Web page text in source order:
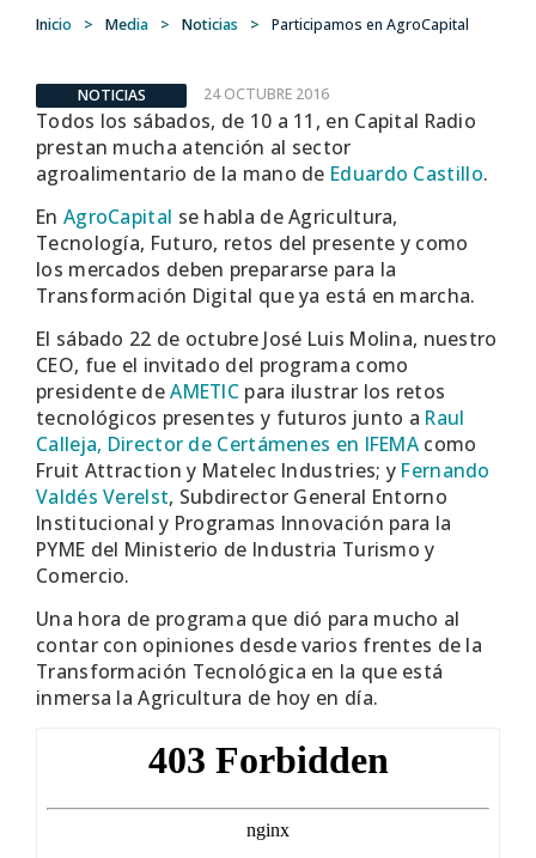
Inicio > Media > Noticias > Participamos en AgroCapital
NOTICIAS 24 OCTUBRE 2016
Todos los sábados, de 10 a 11, en Capital Radio
prestan mucha atención al sector
agroalimentario de la mano de Eduardo Castillo.
En AgroCapital se habla de Agricultura,
Tecnología, Futuro, retos del presente y como
los mercados deben prepararse para la
Transformación Digital que ya está en marcha.
El sábado 22 de octubre José Luis Molina, nuestro
CEO, fue el invitado del programa como
presidente deAMETIC para ilustrar los retos
tecnológicos presentes y futuros junto a Raul
Calleja, Director de Certámenes en IFEMA como
Fruit Attraction y Matelec Industries; y Fernando
Valdés Verelst, Subdirector General Entorno
Institucional y Programas Innovación para la
PYME del Ministerio de Industria Turismo y
Comercio.
Una hora de programa que dió para mucho al
contar con opiniones desde varios frentes de la
Transformación Tecnológica en la que está
inmersa la Agricultura de hoy en día.